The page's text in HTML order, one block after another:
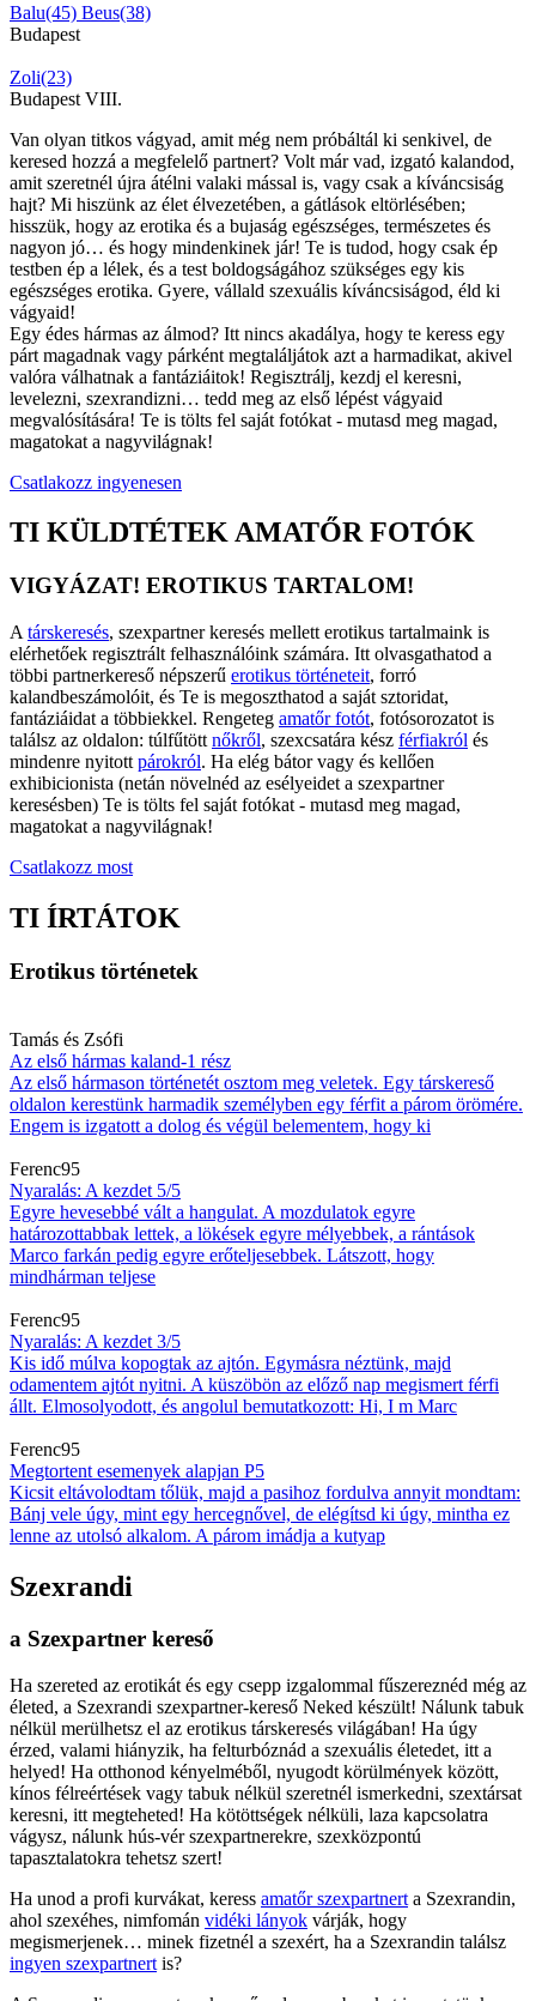
Balu(45) Beus(38)
Budapest
Zoli(23)
Budapest VIII.
Van olyan titkos vágyad, amit még nem próbáltál ki senkivel, de
keresed hozzá a megfelelő partnert? Volt már vad, izgató kalandod,
amit szeretnél újra átélni valaki mással is, vagy csak a kíváncsiság
hajt? Mi hiszünk az élet élvezetében, a gátlások eltörlésében;
hisszük, hogy az erotika és a bujaság egészséges, természetes és
nagyon jó… és hogy mindenkinek jár! Te is tudod, hogy csak ép
testben ép a lélek, és a test boldogságához szükséges egy kis
egészséges erotika. Gyere, vállald szexuális kíváncsiságod, éld ki
vágyaid!
Egy édes hármas az álmod? Itt nincs akadálya, hogy te keress egy
párt magadnak vagy párként megtaláljátok azt a harmadikat, akivel
valóra válhatnak a fantáziáitok! Regisztrálj, kezdj el keresni,
levelezni, szexrandizni… tedd meg az első lépést vágyaid
megvalósítására! Te is tölts fel saját fotókat - mutasd meg magad,
magatokat a nagyvilágnak!
Csatlakozz ingyenesen
TI KÜLDTÉTEK AMATŐR FOTÓK
VIGYÁZAT! EROTIKUS TARTALOM!
A társkeresés, szexpartner keresés mellett erotikus tartalmaink is
elérhetőek regisztrált felhasználóink számára. Itt olvasgathatod a
többi partnerkereső népszerű erotikus történeteit, forró
kalandbeszámolóit, és Te is megoszthatod a saját sztoridat,
fantáziáidat a többiekkel. Rengeteg amatőr fotót, fotósorozatot is
találsz az oldalon: túlfűtött nőkről, szexcsatára kész férfiakról és
mindenre nyitott párokról. Ha elég bátor vagy és kellően
exhibicionista (netán növelnéd az esélyeidet a szexpartner
keresésben) Te is tölts fel saját fotókat - mutasd meg magad,
magatokat a nagyvilágnak!
Csatlakozz most
TI ÍRTÁTOK
Erotikus történetek
Tamás és Zsófi
Az első hármas kaland-1 rész
Az első hármason történetét osztom meg veletek. Egy társkereső
oldalon kerestünk harmadik személyben egy férfit a párom örömére.
Engem is izgatott a dolog és végül belementem, hogy ki
Ferenc95
Nyaralás: A kezdet 5/5
Egyre hevesebbé vált a hangulat. A mozdulatok egyre
határozottabbak lettek, a lökések egyre mélyebbek, a rántások
Marco farkán pedig egyre erőteljesebbek. Látszott, hogy
mindhárman teljese
Ferenc95
Nyaralás: A kezdet 3/5
Kis idő múlva kopogtak az ajtón. Egymásra néztünk, majd
odamentem ajtót nyitni. A küszöbön az előző nap megismert férfi
állt. Elmosolyodott, és angolul bemutatkozott: Hi, I m Marc
Ferenc95
Megtortent esemenyek alapjan P5
Kicsit eltávolodtam tőlük, majd a pasihoz fordulva annyit mondtam:
Bánj vele úgy, mint egy hercegnővel, de elégítsd ki úgy, mintha ez
lenne az utolsó alkalom. A párom imádja a kutyap
Szexrandi
a Szexpartner kereső
Ha szereted az erotikát és egy csepp izgalommal fűszereznéd még az
életed, a Szexrandi szexpartner-kereső Neked készült! Nálunk tabuk
nélkül merülhetsz el az erotikus társkeresés világában! Ha úgy
érzed, valami hiányzik, ha felturbóznád a szexuális életedet, itt a
helyed! Ha otthonod kényelméből, nyugodt körülmények között,
kínos félreértések vagy tabuk nélkül szeretnél ismerkedni, szextársat
keresni, itt megteheted! Ha kötöttségek nélküli, laza kapcsolatra
vágysz, nálunk hús-vér szexpartnerekre, szexközpontú
tapasztalatokra tehetsz szert!
Ha unod a profi kurvákat, keress amatőr szexpartnert a Szexrandin,
ahol szexéhes, nimfomán vidéki lányok várják, hogy
megismerjenek… minek fizetnél a szexért, ha a Szexrandin találsz
ingyen szexpartnert is?